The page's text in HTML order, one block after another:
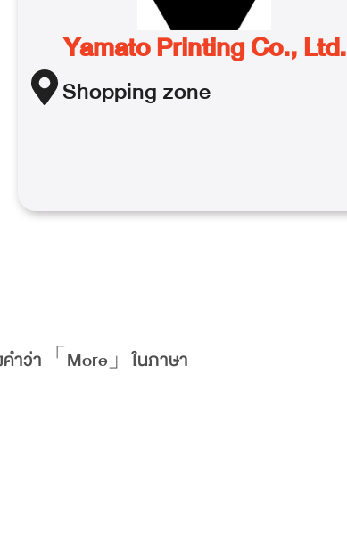
Yamato Printing Co., Ltd.
Shoppingzone
ำว่า「More」ในภาษา